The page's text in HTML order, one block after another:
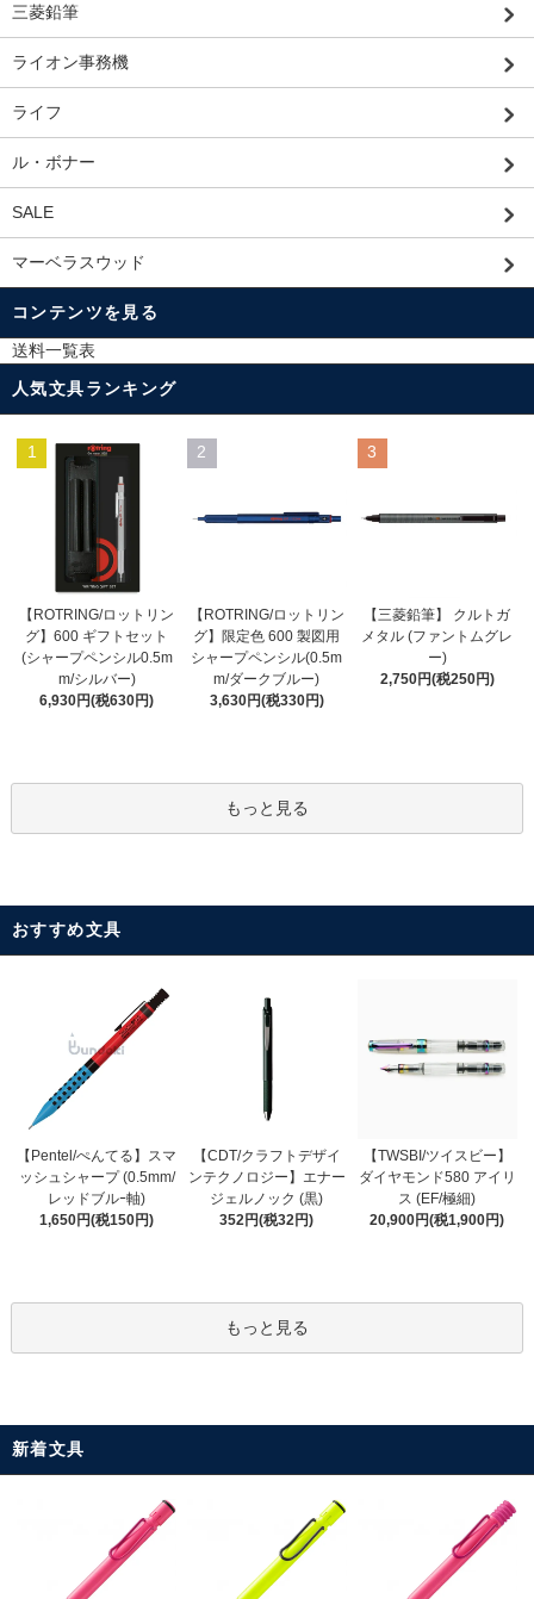
三菱鉛筆
ライオン事務機
ライフ
ル・ボナー
SALE
マーベラスウッド
コンテンツを見る
送料一覧表
人気文具ランキング
1
【ROTRING/ロットリン
グ】600 ギフトセット
(シャープペンシル0.5m
m/シルバー)
6,930円(税630円)
2
【ROTRING/ロットリン
グ】限定色 600 製図用
シャープペンシル(0.5m
m/ダークブルー)
3,630円(税330円)
3
【三菱鉛筆】 クルトガ
メタル (ファントムグレ
ー)
2,750円(税250円)
もっと見る
おすすめ文具
【Pentel/ぺんてる】スマ
ッシュシャープ (0.5mm/
レッドブルｰ軸)
1,650円(税150円)
【CDT/クラフトデザイ
ンテクノロジー】エナー
ジェルノック (黒)
352円(税32円)
【TWSBI/ツイスビー】
ダイヤモンド580 アイリ
ス (EF/極細)
20,900円(税1,900円)
もっと見る
新着文具